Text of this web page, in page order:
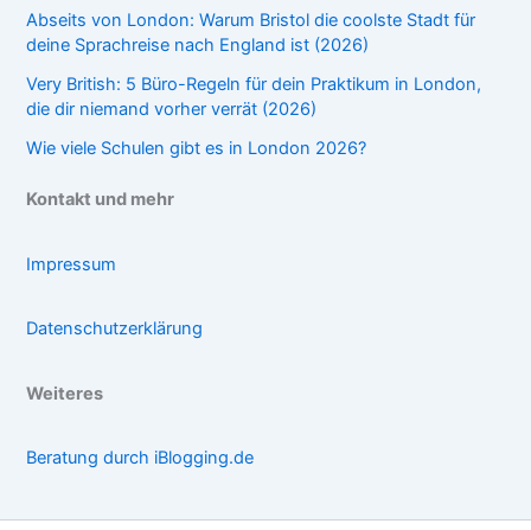
Abseits von London: Warum Bristol die coolste Stadt für
deine Sprachreise nach England ist (2026)
Very British: 5 Büro-Regeln für dein Praktikum in London,
die dir niemand vorher verrät (2026)
Wie viele Schulen gibt es in London 2026?
Kontakt und mehr
Impressum
Datenschutzerklärung
Weiteres
Beratung durch iBlogging.de